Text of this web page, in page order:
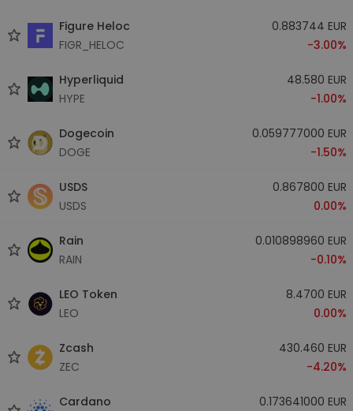
Figure Heloc
FIGR_HELOC
0.883744 EUR
-3.00%
Hyperliquid
HYPE
48.580 EUR
-1.00%
Dogecoin
DOGE
0.059777000 EUR
-1.50%
USDS
USDS
0.867800 EUR
0.00%
Rain
RAIN
0.010898960 EUR
-0.10%
LEO Token
LEO
8.4700 EUR
0.00%
Zcash
ZEC
430.460 EUR
-4.20%
Cardano
0.173641000 EUR